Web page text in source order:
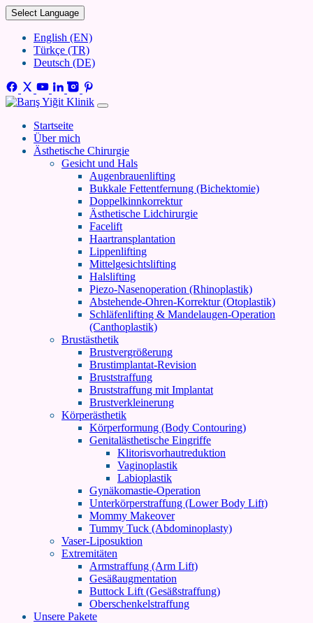
Select Language
English (EN)
Türkçe (TR)
Deutsch (DE)
Startseite
Über mich
Ästhetische Chirurgie
Gesicht und Hals
Augenbrauenlifting
Bukkale Fettentfernung (Bichektomie)
Doppelkinnkorrektur
Ästhetische Lidchirurgie
Facelift
Haartransplantation
Lippenlifting
Mittelgesichtslifting
Halslifting
Piezo-Nasenoperation (Rhinoplastik)
Abstehende-Ohren-Korrektur (Otoplastik)
Schläfenlifting & Mandelaugen-Operation
(Canthoplastik)
Brustästhetik
Brustvergrößerung
Brustimplantat-Revision
Bruststraffung
Bruststraffung mit Implantat
Brustverkleinerung
Körperästhetik
Körperformung (Body Contouring)
Genitalästhetische Eingriffe
Klitorisvorhautreduktion
Vaginoplastik
Labioplastik
Gynäkomastie-Operation
Unterkörperstraffung (Lower Body Lift)
Mommy Makeover
Tummy Tuck (Abdominoplasty)
Vaser-Liposuktion
Extremitäten
Armstraffung (Arm Lift)
Gesäßaugmentation
Buttock Lift (Gesäßstraffung)
Oberschenkelstraffung
Unsere Pakete